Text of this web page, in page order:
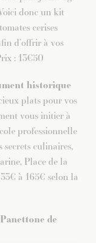
donc un kit
cerises
d’offrir à vos
: 13€50
historique
plats pour vos
vous initier à
professionnelle
secrets culinaires,
Place de la
à 165€ selon la
de